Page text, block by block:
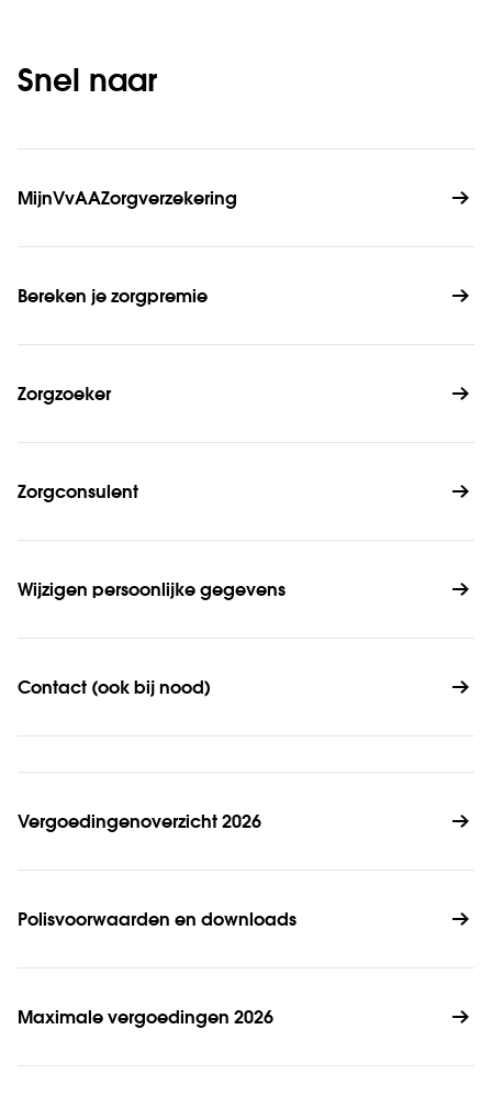
Snel naar
MijnVvAAZorgverzekering
Bereken je zorgpremie
Zorgzoeker
Zorgconsulent
Wijzigen persoonlijke gegevens
Contact (ook bij nood)
Vergoedingenoverzicht 2026
Polisvoorwaarden en downloads
Maximale vergoedingen 2026